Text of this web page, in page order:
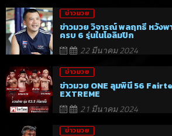
ข่าวมวย
ข่าวมวย วิจารณ์ พลฤทธิ์ หวัง
ครบ 6 รุ่นในโอลิมปิก
22 มีนาคม 2024
ข่าวมวย
ข่าวมวย ONE ลุมพินี 56
EXTREME
21 มีนาคม 2024
ข่าวมวย